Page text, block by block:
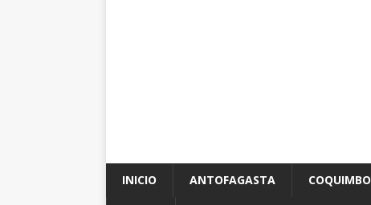
INICIO ANTOFAGASTA COQUIMBO